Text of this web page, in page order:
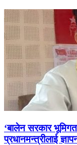
‘बालेन सरकार
प्रधानमन्त्रीलाई